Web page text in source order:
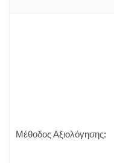
Μέθοδος Αξιολόγησης: